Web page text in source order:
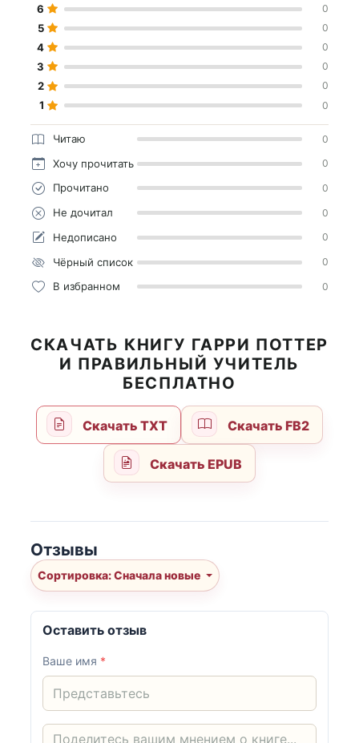
6 0
5 0
4 0
3 0
2 0
1 0
Читаю 0
Хочу прочитать 0
Прочитано 0
Не дочитал 0
Недописано 0
Чёрный список 0
В избранном 0
СКАЧАТЬ КНИГУ ГАРРИ ПОТТЕР
И ПРАВИЛЬНЫЙ УЧИТЕЛЬ
БЕСПЛАТНО
Скачать TXT Скачать FB2
Скачать EPUB
Отзывы
Сортировка: Сначала новые
Оставить отзыв
Ваше имя *